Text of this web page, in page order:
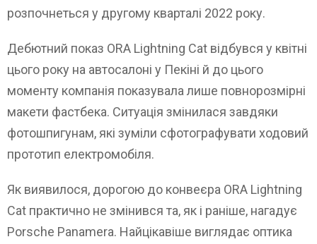
розпочнеться у другому кварталі 2022 року.
Дебютний показ ORA Lightning Cat відбувся у квітні
цього року на автосалоні у Пекіні й до цього
моменту компанія показувала лише повнорозмірні
макети фастбека. Ситуація змінилася завдяки
фотошпигунам, які зуміли сфотографувати ходовий
прототип електромобіля.
Як виявилося, дорогою до конвеєра ORA Lightning
Cat практично не змінився та, як і раніше, нагадує
Porsche Panamera. Найцікавіше виглядає оптика